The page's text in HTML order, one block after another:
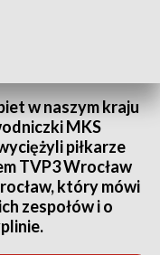
w naszym kraju
MKS
piłkarze
TVP3 Wrocław
który mówi
zespołów i o